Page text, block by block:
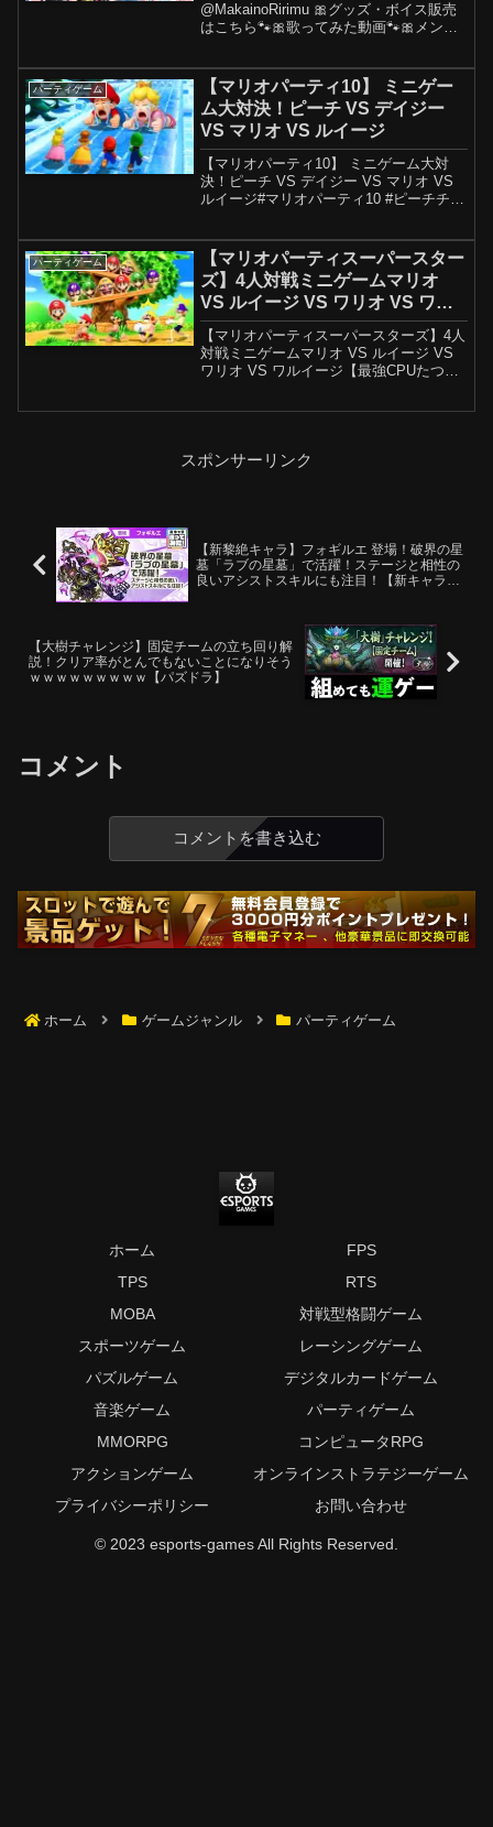
@MakainoRirimu 🎀グッズ・ボイス販売
はこちら🐾🎀歌ってみた動画🐾🎀メンバ
FANBOX / ˚⊹⁺...
パーティゲーム
【マリオパーティ10】 ミニゲー
ム大対決！ピーチ VS デイジー
VS マリオ VS ルイージ
【マリオパーティ10】 ミニゲーム大対
決！ピーチ VS デイジー VS マリオ VS
ルイージ#マリオパーティ10 #ピーチチャ
ズ】の全ミニゲームや神プレ...
パーティゲーム
【マリオパーティスーパースター
ズ】4人対戦ミニゲームマリオ
VS ルイージ VS ワリオ VS ワル
イージ【最強CPUたつじん】
【マリオパーティスーパースターズ】4人
対戦ミニゲームマリオ VS ルイージ VS
ワリオ VS ワルイージ【最強CPUたつじ
スポンサーリンク
【新黎絶キャラ】フォギルエ 登場！破界の星
墓「ラブの星墓」で活躍！ステージと相性の
良いアシストスキルにも注目！【新キャラ使
【大樹チャレンジ】固定チームの立ち回り解
説！クリア率がとんでもないことになりそう
ｗｗｗｗｗｗｗｗｗ【パズドラ】
コメント
コメントを書き込む
ホーム ゲームジャンル パーティゲーム
ホーム
FPS
TPS
RTS
MOBA
対戦型格闘ゲーム
スポーツゲーム
レーシングゲーム
パズルゲーム
デジタルカードゲーム
音楽ゲーム
パーティゲーム
MMORPG
コンピュータRPG
アクションゲーム
オンラインストラテジーゲーム
プライバシーポリシー
お問い合わせ
© 2023 esports-games All Rights Reserved.